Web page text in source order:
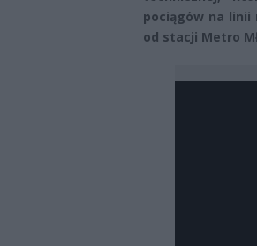
pociągów na linii
od stacji Metro